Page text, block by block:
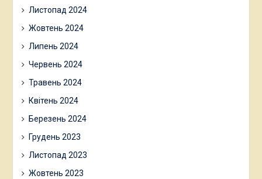
Листопад 2024
Жовтень 2024
Липень 2024
Червень 2024
Травень 2024
Квітень 2024
Березень 2024
Грудень 2023
Листопад 2023
Жовтень 2023